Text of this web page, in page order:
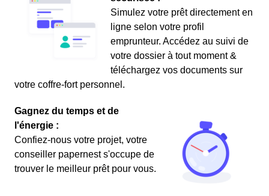
Simulez votre prêt directement en
ligne selon votre profil
emprunteur. Accédez au suivi de
votre dossier à tout moment &
téléchargez vos documents sur
votre coffre-fort personnel.
Gagnez du temps et de
l'énergie :
Confiez-nous votre projet, votre
conseiller papernest s'occupe de
trouver le meilleur prêt pour vous.